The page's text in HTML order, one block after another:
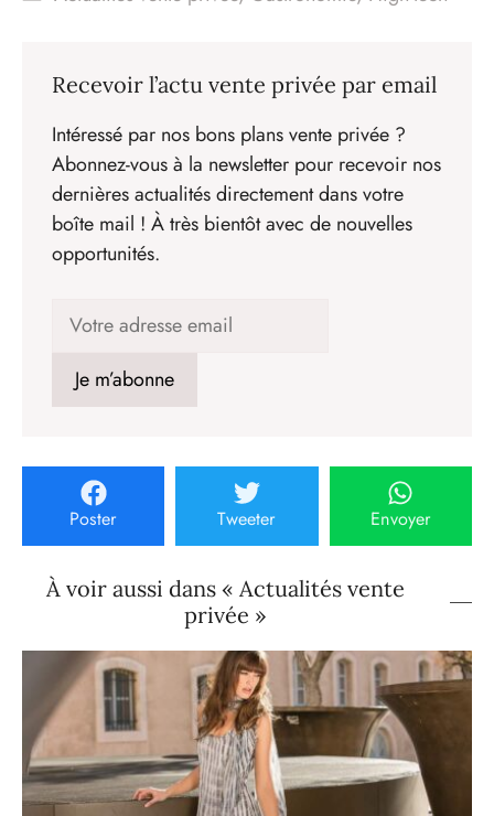
Recevoir l’actu vente privée par email
Intéressé par nos bons plans vente privée ?
Abonnez-vous à la newsletter pour recevoir nos
dernières actualités directement dans votre
boîte mail ! À très bientôt avec de nouvelles
opportunités.
Poster Tweeter Envoyer
À voir aussi dans « Actualités vente
privée »